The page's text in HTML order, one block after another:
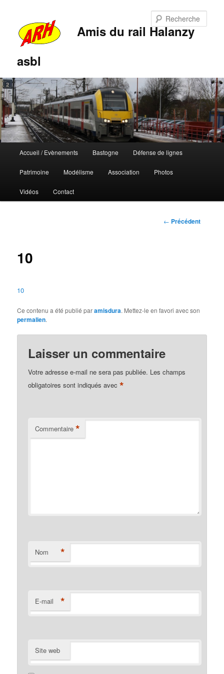
Amis du rail Halanzy
asbl
principal
Aller
au
contenu
Aller
au
contenu
Accueil / Evènements Bastogne Défense de lignes
Patrimoine Modélisme Association Photos
Vidéos Contact
Navigation
← Précédent
10
10
Ce contenu a été publié paramisdura. Mettez-le en favori avec son
permalien.
Laisser un commentaire
Votre adresse e-mail ne sera pas publiée. Les champs
obligatoires sont indiqués avec*
Commentaire *
Nom *
E-mail *
Site web